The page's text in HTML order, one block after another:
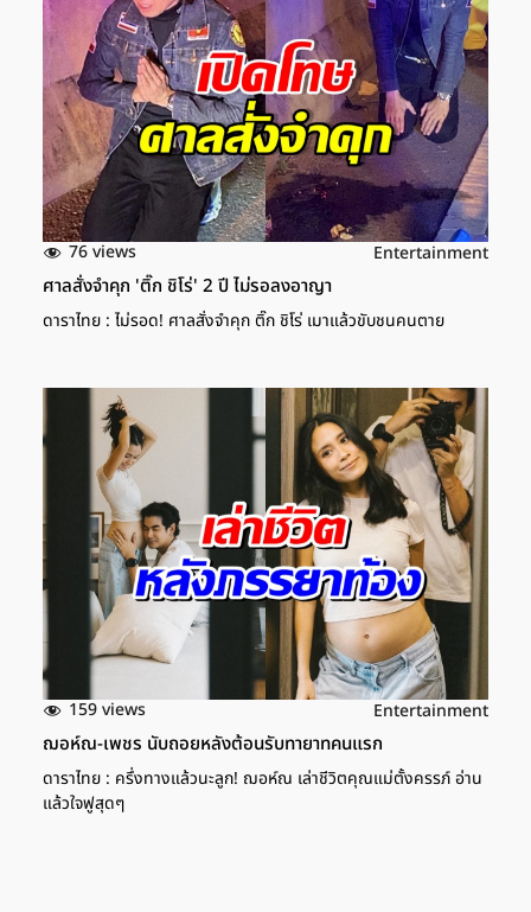
76 views Entertainment
ศาลสั่งจำคุก 'ติ๊ก ชิโร่' 2 ปี ไม่รอลงอาญา
ดาราไทย : ไม่รอด! ศาลสั่งจำคุก ติ๊ก ชิโร่ เมาแล้วขับชนคนตาย
159 views Entertainment
ฌอห์ณ-เพชร นับถอยหลังต้อนรับทายาทคนแรก
ดาราไทย : ครึ่งทางแล้วนะลูก! ฌอห์ณ เล่าชีวิตคุณแม่ตั้งครรภ์ อ่าน
แล้วใจฟูสุดๆ